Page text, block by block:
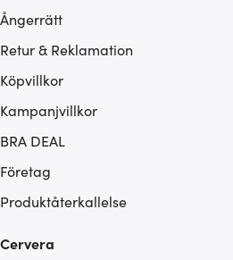
Ångerrätt
Retur & Reklamation
Köpvillkor
Kampanjvillkor
BRA DEAL
Företag
Produktåterkallelse
Cervera